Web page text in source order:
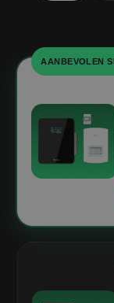
AANBEVOLEN